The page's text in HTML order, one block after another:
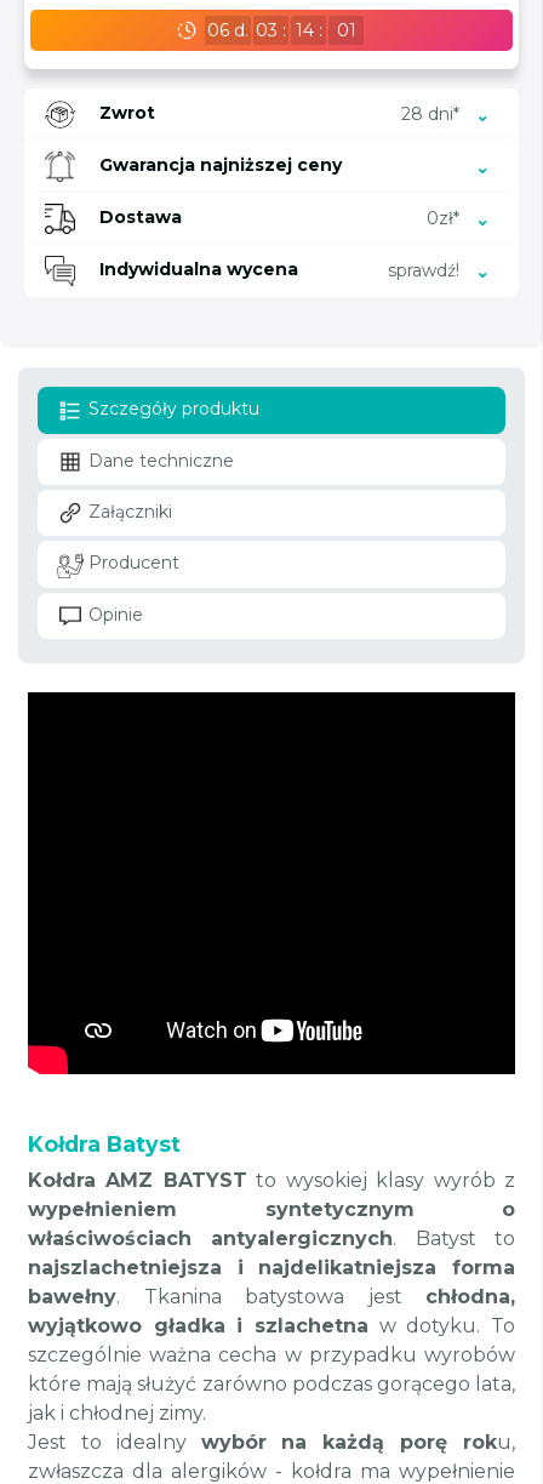
06 d. 03 : 14: 00
Zwrot 28 dni*
Gwarancja najniższej ceny
Dostawa 0zł*
Indywidualna wycena sprawdź!
Szczegóły produktu
Dane techniczne
Załączniki
Producent
Opinie
Kołdra Batyst
Kołdra AMZ BATYST to wysokiej klasy wyrób z
wypełnieniem syntetycznym o
właściwościach antyalergicznych. Batyst to
najszlachetniejsza i najdelikatniejsza forma
bawełny. Tkanina batystowa jest chłodna,
wyjątkowo gładka i szlachetna w dotyku. To
szczególnie ważna cecha w przypadku wyrobów
które mają służyć zarówno podczas gorącego lata,
jak i chłodnej zimy.
Jest to idealny wybór na każdą porę roku,
zwłaszcza dla alergików - kołdra ma wypełnienie